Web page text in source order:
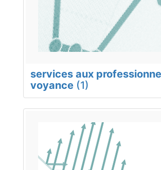
services aux
voyance (1)